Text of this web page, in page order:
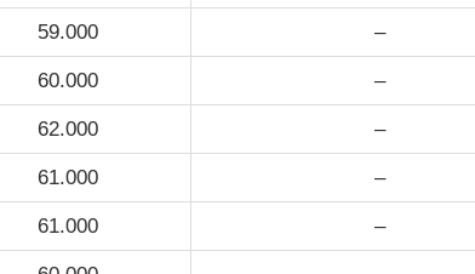
59.000 –
60.000 –
62.000 –
61.000 –
61.000 –